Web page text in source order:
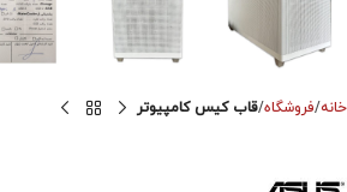
خانه فروشگاه قاب کیس کامپیوتر